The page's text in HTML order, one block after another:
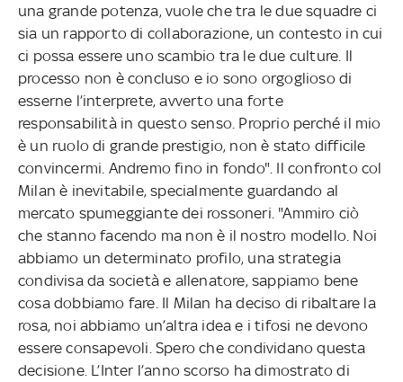
una grande potenza, vuole che tra le due squadre ci
sia un rapporto di collaborazione, un contesto in cui
ci possa essere uno scambio tra le due culture. Il
processo non è concluso e io sono orgoglioso di
esserne l’interprete, avverto una forte
responsabilità in questo senso. Proprio perché il mio
è un ruolo di grande prestigio, non è stato difficile
convincermi. Andremo fino in fondo". Il confronto col
Milan è inevitabile, specialmente guardando al
mercato spumeggiante dei rossoneri. "Ammiro ciò
che stanno facendo ma non è il nostro modello. Noi
abbiamo un determinato profilo, una strategia
condivisa da società e allenatore, sappiamo bene
cosa dobbiamo fare. Il Milan ha deciso di ribaltare la
rosa, noi abbiamo un’altra idea e i tifosi ne devono
essere consapevoli. Spero che condividano questa
decisione. L’Inter l’anno scorso ha dimostrato di